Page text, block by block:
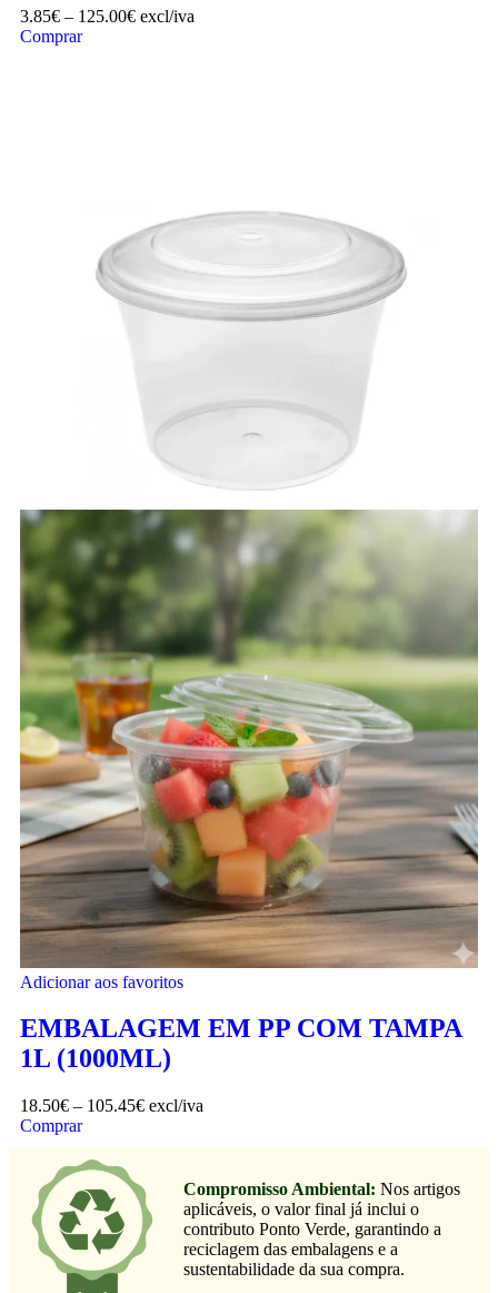
3.85€ – 125.00€ excl/iva
Comprar
Adicionar aos favoritos
EMBALAGEM EM PP COM TAMPA
1L (1000ML)
18.50€ – 105.45€ excl/iva
Comprar
Compromisso Ambiental: Nos artigos
aplicáveis, o valor final já inclui o
contributo Ponto Verde, garantindo a
reciclagem das embalagens e a
sustentabilidade da sua compra.